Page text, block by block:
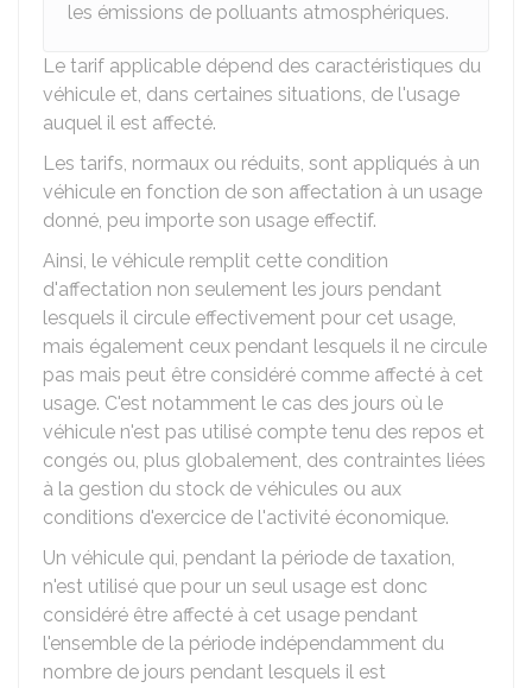
les émissions de polluants atmosphériques.
Le tarif applicable dépend des caractéristiques du
véhicule et, dans certaines situations, de l'usage
auquel il est affecté.
Les tarifs, normaux ou réduits, sont appliqués à un
véhicule en fonction de son affectation à un usage
donné, peu importe son usage effectif.
Ainsi, le véhicule remplit cette condition
d'affectation non seulement les jours pendant
lesquels il circule effectivement pour cet usage,
mais également ceux pendant lesquels il ne circule
pas mais peut être considéré comme affecté à cet
usage. C'est notamment le cas des jours où le
véhicule n'est pas utilisé compte tenu des repos et
congés ou, plus globalement, des contraintes liées
à la gestion du stock de véhicules ou aux
conditions d'exercice de l'activité économique.
Un véhicule qui, pendant la période de taxation,
n'est utilisé que pour un seul usage est donc
considéré être affecté à cet usage pendant
l'ensemble de la période indépendamment du
nombre de jours pendant lesquels il est